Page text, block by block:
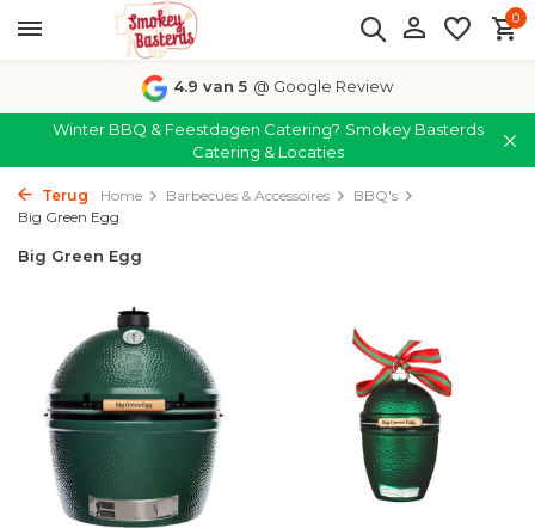
0
4.9 van 5 @ Google Review
Winter BBQ & Feestdagen Catering? Smokey Basterds
Catering & Locaties
Terug Home Barbecues & Accessoires
BBQ's
Big Green Egg
Big Green Egg